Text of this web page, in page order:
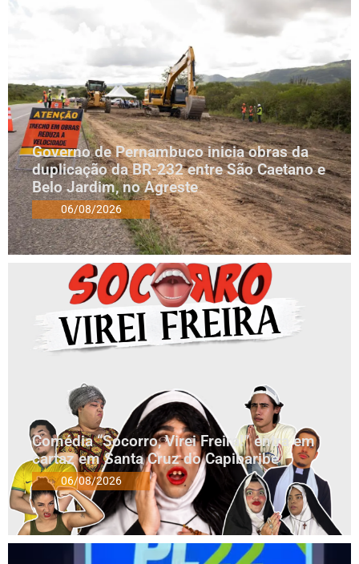
Governo de Pernambuco inicia obras da
duplicação da BR-232 entre São Caetano e
Belo Jardim, no Agreste
06/08/2026
Comédia “Socorro, Virei Freira!” entra em
cartaz em Santa Cruz do Capibaribe
06/08/2026